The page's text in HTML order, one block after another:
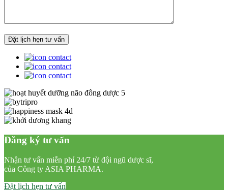
Đăng ký tư vấn
Nhận tư vấn miễn phí 24/7 từ đội ngũ dược sĩ,
của Công ty ASIA PHARMA.
Đặt lịch hẹn tư vấn